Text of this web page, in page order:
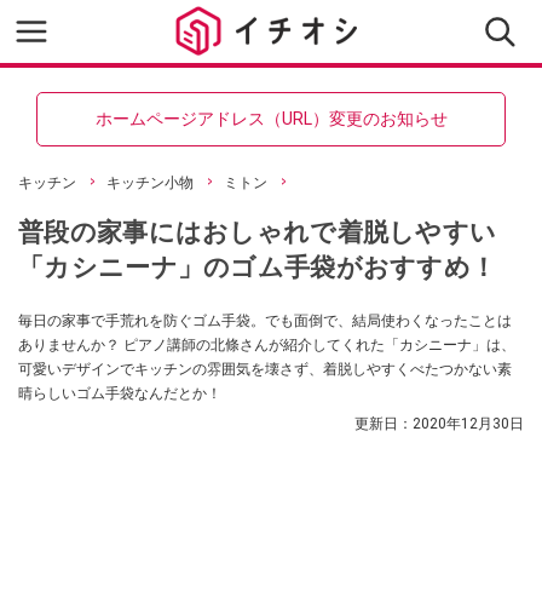
ホームページアドレス（URL）変更のお知らせ
キッチン キッチン小物 ミトン
普段の家事にはおしゃれで着脱しやすい
「カシニーナ」のゴム手袋がおすすめ！
毎日の家事で手荒れを防ぐゴム手袋。でも面倒で、結局使わくなったことは
ありませんか？ ピアノ講師の北條さんが紹介してくれた「カシニーナ」は、
可愛いデザインでキッチンの雰囲気を壊さず、着脱しやすくべたつかない素
晴らしいゴム手袋なんだとか！
更新日： 2020年12月30日